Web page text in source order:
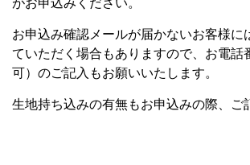
がお申込みください。
お申込み確認メールが届かないお客様に
ていただく場合もありますので、お電話
可）のご記入もお願いいたします。
生地持ち込みの有無もお申込みの際、ご